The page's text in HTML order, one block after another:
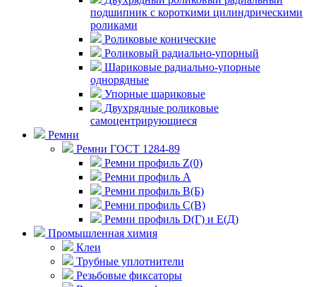
подшипник с короткими цилиндрическими
роликами
Роликовые конические
Роликовый радиально-упорный
Шариковые радиально-упорные
однорядные
Упорные шариковые
Двухрядные роликовые
самоцентрирующиеся
Ремни
Ремни ГОСТ 1284-89
Ремни профиль Z(0)
Ремни профиль А
Ремни профиль В(Б)
Ремни профиль С(В)
Ремни профиль D(Г) и E(Д)
Промышленная химия
Клеи
Трубные уплотнители
Резьбовые фиксаторы